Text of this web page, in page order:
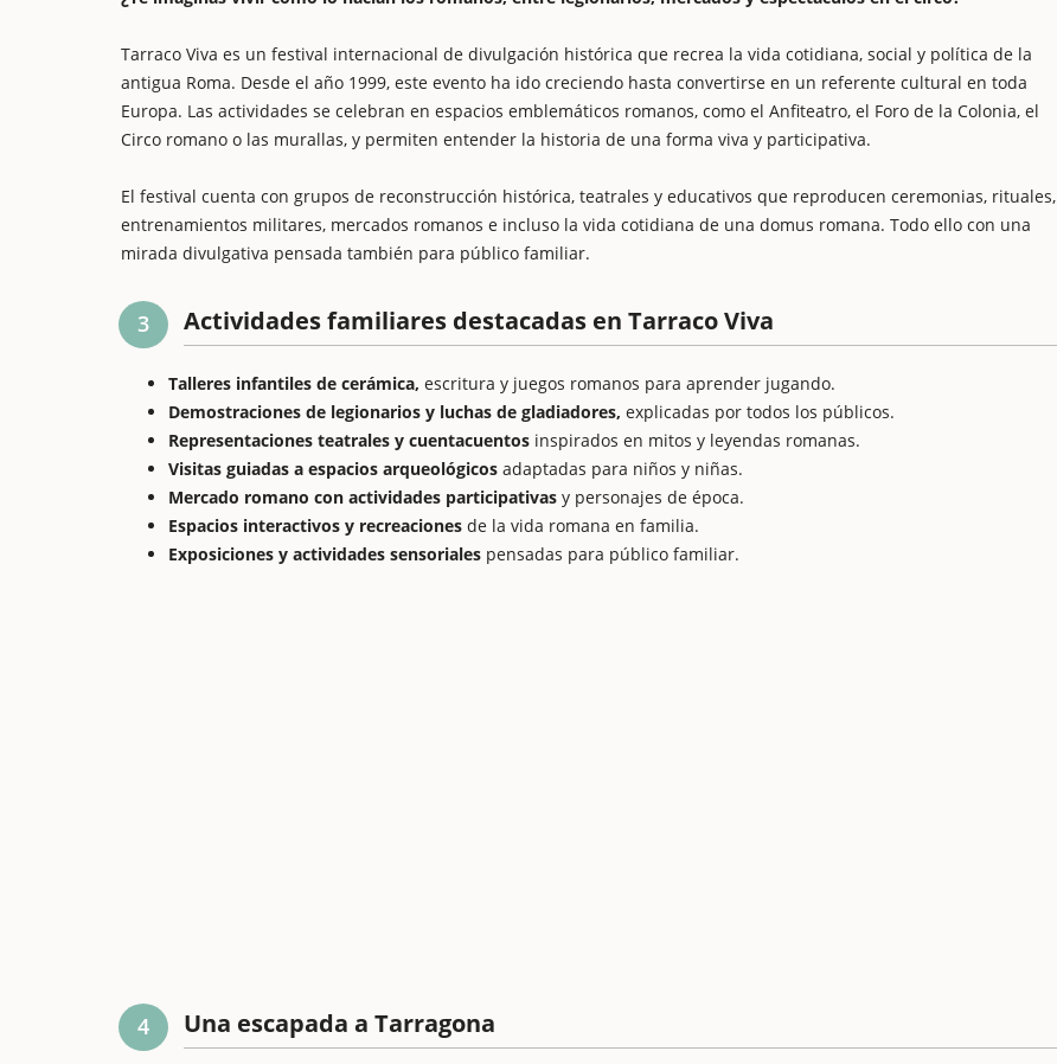
Tarraco Viva es un festival internacional de divulgación histórica que recrea la vida cotidiana, social y política de la
antigua Roma. Desde el año 1999, este evento ha ido creciendo hasta convertirse en un referente cultural en toda
Europa. Las actividades se celebran en espacios emblemáticos romanos, como el Anfiteatro, el Foro de la Colonia, el
Circo romano o las murallas, y permiten entender la historia de una forma viva y participativa.
El festival cuenta con grupos de reconstrucción histórica, teatrales y educativos que reproducen ceremonias, rituales,
entrenamientos militares, mercados romanos e incluso la vida cotidiana de una domus romana. Todo ello con una
mirada divulgativa pensada también para público familiar.
3 Actividades familiares destacadas en Tarraco Viva
Talleres infantiles de cerámica, escritura y juegos romanos para aprender jugando.
Demostraciones de legionarios y luchas de gladiadores, explicadas por todos los públicos.
Representaciones teatrales y cuentacuentos inspirados en mitos y leyendas romanas.
Visitas guiadas a espacios arqueológicos adaptadas para niños y niñas.
Mercado romano con actividades participativas y personajes de época.
Espacios interactivos y recreaciones de la vida romana en familia.
Exposiciones y actividades sensoriales pensadas para público familiar.
4 Una escapada a Tarragona